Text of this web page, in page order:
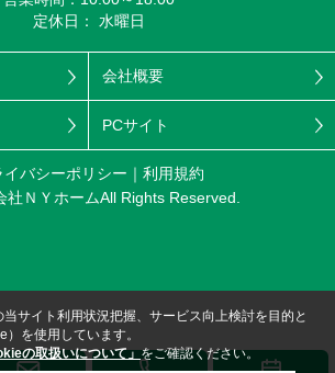
定休日： 水曜日
会社概要
PCサイト
イバシーポリシー
利用規約
社ＮＹホームAll Rights Reserved.
サイト利用状況把握、サービス向上検討を目的と
を使用しています。
の取扱いについて」をご確認ください。